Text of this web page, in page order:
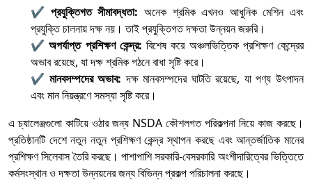
✔ প্রযুক্তিগত সীমাবদ্ধতা: অনেক শ্রমিক এখনও আধুনিক মেশিন এবং
প্রযুক্তি চালনায় দক্ষ নয়। তাই প্রযুক্তিগত দক্ষতা উন্নয়ন জরুরি।
✔অপর্যাপ্ত প্রশিক্ষণ কেন্দ্র: বিশেষ করে অঞ্চলভিত্তিক প্রশিক্ষণ কেন্দ্রের
অভাব রয়েছে, যা দক্ষ শ্রমিক গঠনে বাধা সৃষ্টি করে।
✔ মানবসম্পদের অভাব: দক্ষ মানবসম্পদের ঘাটতি রয়েছে, যা পণ্য উৎপাদন
এবং মান নিয়ন্ত্রণে সমস্যা সৃষ্টি করে।
এ চ্যালেঞ্জগুলো কাটিয়ে ওঠার জন্য NSDA কৌশলগত পরিকল্পনা নিয়ে কাজ করছে।
প্রতিষ্ঠানটি দেশে নতুন নতুন প্রশিক্ষণ কেন্দ্র স্থাপন করছে এবং আন্তর্জাতিক মানের
প্রশিক্ষণ সিলেবাস তৈরি করছে। পাশাপাশি সরকারি-বেসরকারি অংশীদারিত্বের ভিত্তিতে
কর্মসংস্থান ও দক্ষতা উন্নয়নের জন্য বিভিন্ন প্রকল্প পরিচালনা করছে।